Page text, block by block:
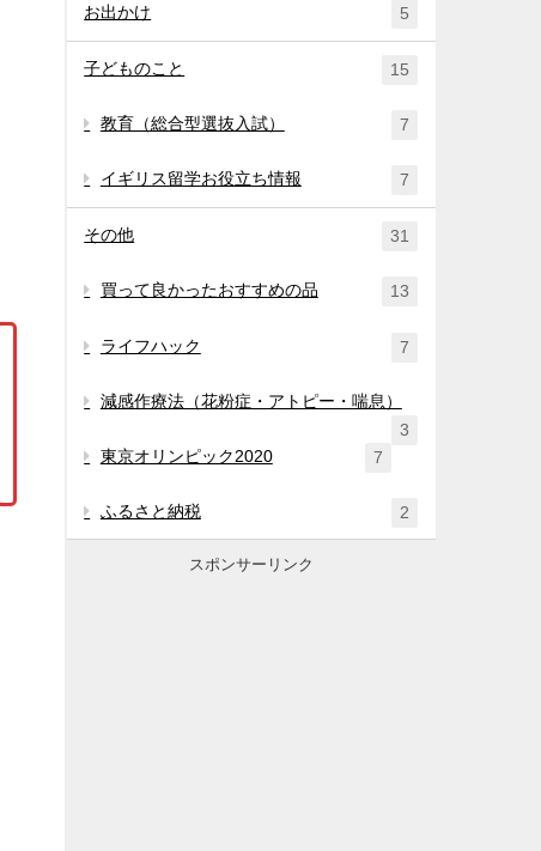
お出かけ 5
子どものこと 15
教育（総合型選抜入試） 7
イギリス留学お役立ち情報 7
その他 31
買って良かったおすすめの品 13
ライフハック 7
減感作療法（花粉症・アトピー・喘息）
3
東京オリンピック2020
7
ふるさと納税 2
スポンサーリンク